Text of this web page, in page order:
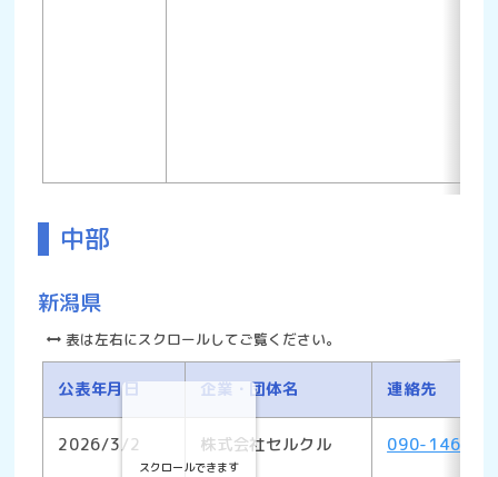
中部
新潟県
表は左右にスクロールしてご覧ください。
公表年月日 企業・団体名 連絡先
2026/3/2 株式会社セルクル 090-1466-
スクロールできます